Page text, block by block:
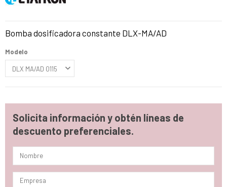
Bomba dosificadora constante DLX-MA/AD
Modelo
Solicita información y obtén líneas de
descuento preferenciales.